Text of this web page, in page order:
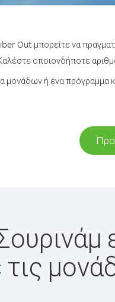
Out μπορείτε να
οποιονδήποτε
μονάδων ή ένα πρόγραμμα